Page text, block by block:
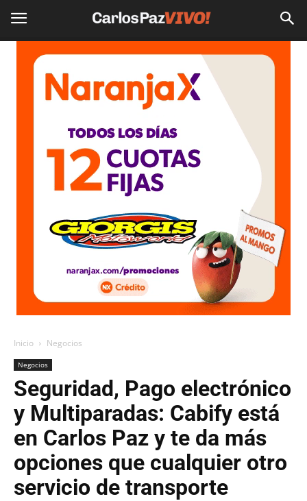
Inicio Negocios
Negocios
Seguridad, Pago electrónico
y Multiparadas: Cabify está
en Carlos Paz y te da más
opciones que cualquier otro
servicio de transporte